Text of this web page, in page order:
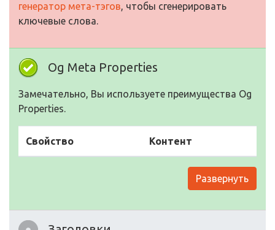
генератор мета-тэгов, чтобы сгенерировать
ключевые слова.
Og Meta Properties
Замечательно, Вы используете преимущества Og
Properties.
Свойство Контент
Развернуть